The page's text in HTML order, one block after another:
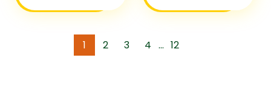
Dressing
1 2 3 4 ... 12